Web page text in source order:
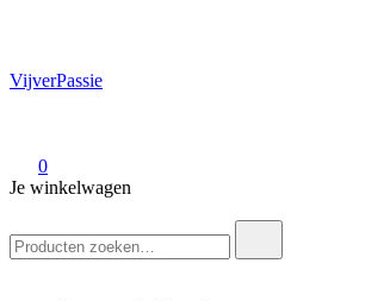
VijverPassie
0
Je winkelwagen
naar: